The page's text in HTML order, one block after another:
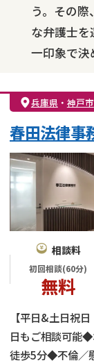
う。その
な弁護士
一印象で決
兵庫県 ・ 神戸市
春田法律事
相談料
初回相談(60分)
無料
【平日&土日祝
日もご相談可能
徒歩5分◆不倫／